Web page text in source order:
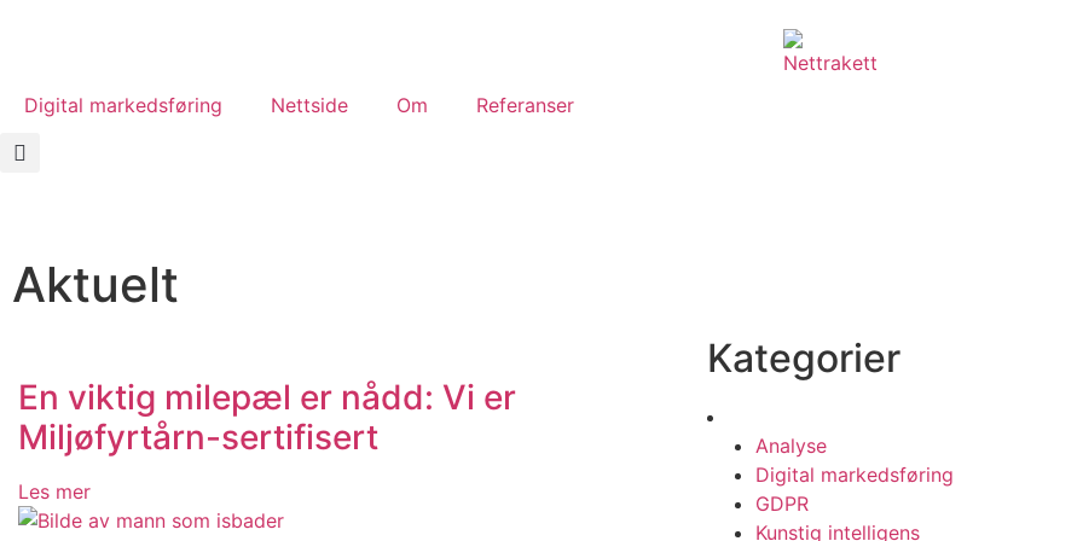
Digital markedsføring Nettside Om Referanser
Aktuelt
En viktig milepæl er nådd: Vi er
Miljøfyrtårn-sertifisert
Les mer
Kategorier
Analyse
Digital markedsføring
GDPR
Kunstig intelligens